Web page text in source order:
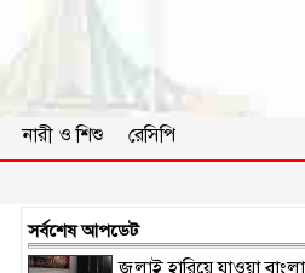
নারী ও শিশু
রেসিপি
সর্বশেষ আপডেট